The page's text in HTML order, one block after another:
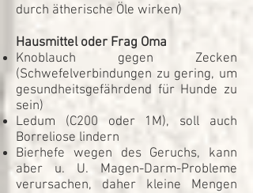
durch ätherische Öle wirken)
Hausmittel oder Frag Oma
Knoblauch gegen Zecken
(Schwefelverbindungen zu gering, um
gesundheitsgefährdend für Hunde zu
sein)
Ledum (C200 oder 1M), soll auch
Borreliose lindern
Bierhefe wegen des Geruchs, kann
aber u. U. Magen-Darm-Probleme
verursachen, daher kleine Mengen